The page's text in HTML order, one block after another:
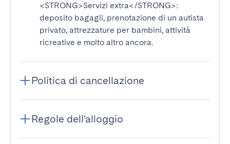
<STRONG>Servizi extra</STRONG>:
deposito bagagli, prenotazione di un autista
privato, attrezzature per bambini, attività
ricreative e molto altro ancora.
Politica di cancellazione
Regole dell'alloggio